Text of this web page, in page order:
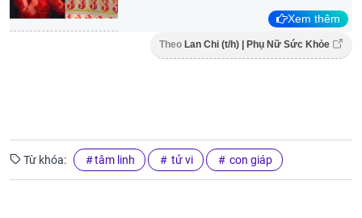
Xem thêm
Theo Lan Chi (t/h) | Phụ Nữ Sức Khỏe
Từ khóa: tâm linh tử vi con giáp